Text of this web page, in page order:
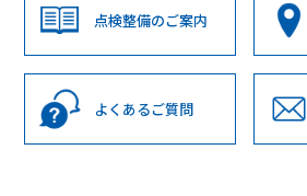
点検整備のご案内
よくあるご質問